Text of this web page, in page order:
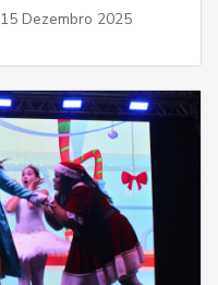
15 Dezembro 2025